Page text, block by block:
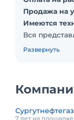
Продажа на
Имеются
Вся
носит
договора с
После
Развернуть
Сургутнефтегаз
7 лет на площадке